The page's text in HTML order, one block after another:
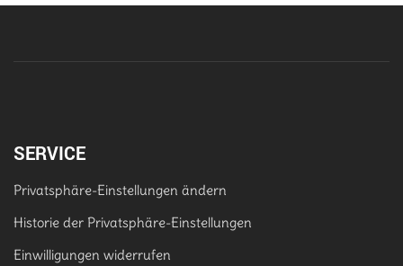
SERVICE
Privatsphäre-Einstellungen ändern
Historie der Privatsphäre-Einstellungen
Einwilligungen widerrufen